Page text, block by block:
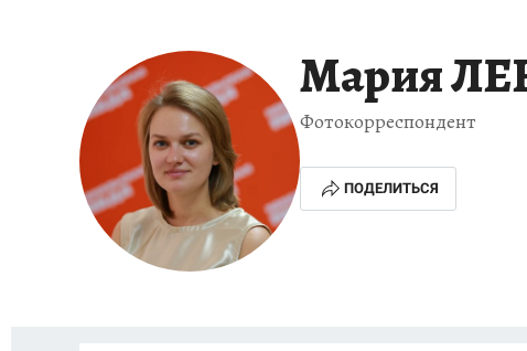
Мария
Фотокорреспондент
ПОДЕЛИТЬСЯ